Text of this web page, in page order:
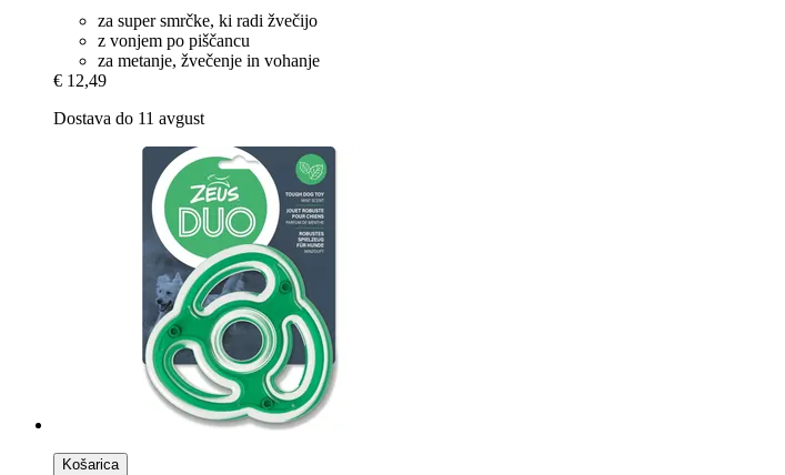
za super smrčke, ki radi žvečijo
z vonjem po piščancu
za metanje, žvečenje in vohanje
€ 12,49
Dostava do 11 avgust
Košarica